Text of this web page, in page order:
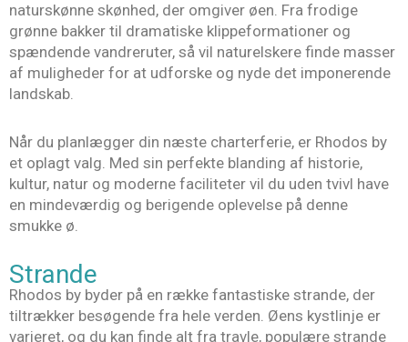
naturskønne skønhed, der omgiver øen. Fra frodige
grønne bakker til dramatiske klippeformationer og
spændende vandreruter, så vil naturelskere finde masser
af muligheder for at udforske og nyde det imponerende
landskab.
Når du planlægger din næste charterferie, er Rhodos by
et oplagt valg. Med sin perfekte blanding af historie,
kultur, natur og moderne faciliteter vil du uden tvivl have
en mindeværdig og berigende oplevelse på denne
smukke ø.
Strande
Rhodos by byder på en række fantastiske strande, der
tiltrækker besøgende fra hele verden. Øens kystlinje er
varieret, og du kan finde alt fra travle, populære strande